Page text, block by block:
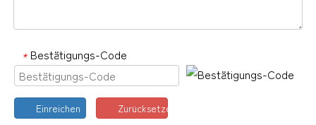
* Bestätigungs-Code
Einreichen Zurücksetzen